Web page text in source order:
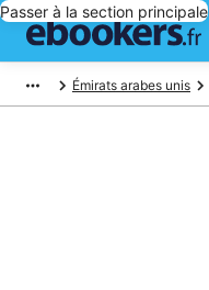
Passer à la section principale
Émirats arabes unis